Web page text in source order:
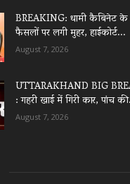
BREAKING: धामी कैबिनेट
फैसलों पर लगी मुहर, हाईकोर्ट...
August 7, 2026
UTTARAKHAND BIG
: गहरी खाई में गिरी कार, पांच
August 7, 2026